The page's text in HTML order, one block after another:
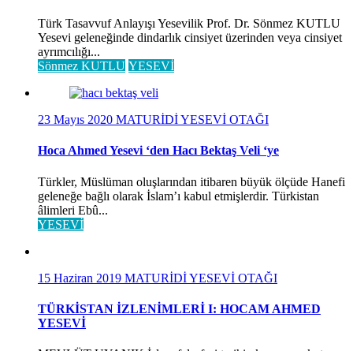
Türk Tasavvuf Anlayışı Yesevilik Prof. Dr. Sönmez KUTLU
Yesevi geleneğinde dindarlık cinsiyet üzerinden veya cinsiyet
ayrımcılığı...
Sönmez KUTLU YESEVİ
23 Mayıs 2020 MATURİDİ YESEVİ OTAĞI
Hoca Ahmed Yesevi ‘den Hacı Bektaş Veli ‘ye
Türkler, Müslüman oluşlarından itibaren büyük ölçüde Hanefi
geleneğe bağlı olarak İslam’ı kabul etmişlerdir. Türkistan
âlimleri Ebû...
YESEVİ
15 Haziran 2019 MATURİDİ YESEVİ OTAĞI
TÜRKİSTAN İZLENİMLERİ I: HOCAM AHMED
YESEVİ